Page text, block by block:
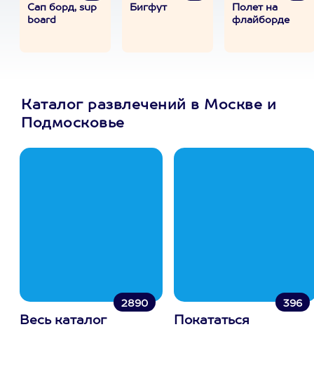
Сап борд, sup
board
Бигфут
Полет на
флайборде
Каталог развлечений в Москве и
Подмосковье
2890
Весь каталог
396
Покататься